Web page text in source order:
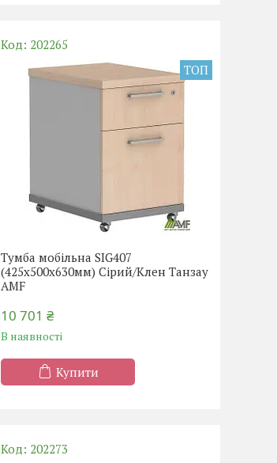
202265
ТОП
Тумба мобільна SIG407
(425х500х630мм) Сірий/Клен Танзау
AMF
10 701 ₴
В наявності
Купити
202273